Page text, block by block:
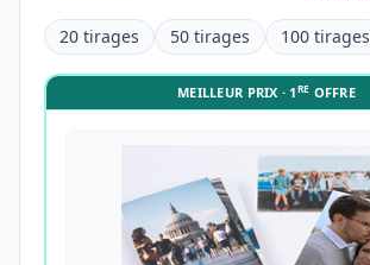
20 tirages 50 tirages 100 tirages
MEILLEUR PRIX · 1RE OFFRE